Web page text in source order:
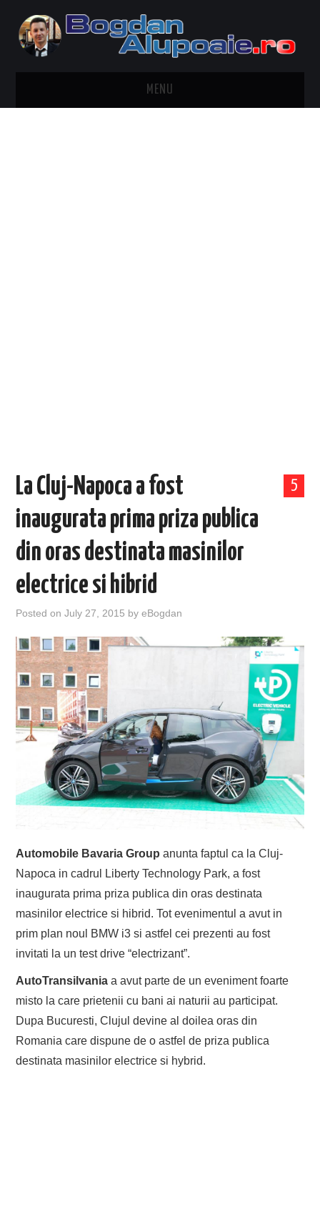
MENU
5
La Cluj-Napoca a fost
inaugurata prima priza publica
din oras destinata masinilor
electrice si hibrid
Posted onJuly 27, 2015 byeBogdan
Automobile Bavaria Group anunta faptul ca la Cluj-
Napoca in cadrul Liberty Technology Park, a fost
inaugurata prima priza publica din oras destinata
masinilor electrice si hibrid. Tot evenimentul a avut in
prim plan noul BMW i3 si astfel cei prezenti au fost
invitati la un test drive “electrizant”.
AutoTransilvania a avut parte de un eveniment foarte
misto la care prietenii cu bani ai naturii au participat.
Dupa Bucuresti, Clujul devine al doilea oras din
Romania care dispune de o astfel de priza publica
destinata masinilor electrice si hybrid.